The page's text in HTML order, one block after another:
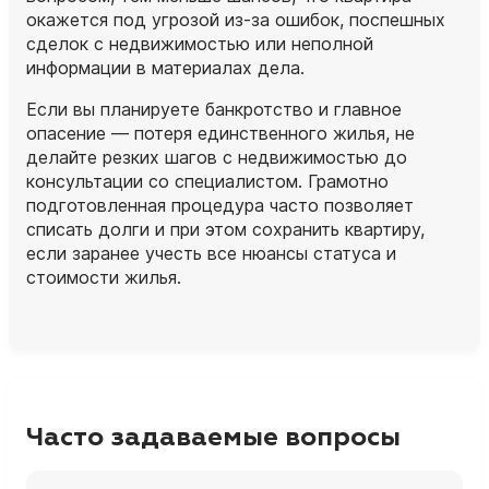
окажется под угрозой из‑за ошибок, поспешных
сделок с недвижимостью или неполной
информации в материалах дела.
Если вы планируете банкротство и главное
опасение — потеря единственного жилья, не
делайте резких шагов с недвижимостью до
консультации со специалистом. Грамотно
подготовленная процедура часто позволяет
списать долги и при этом сохранить квартиру,
если заранее учесть все нюансы статуса и
стоимости жилья.
Часто задаваемые вопросы